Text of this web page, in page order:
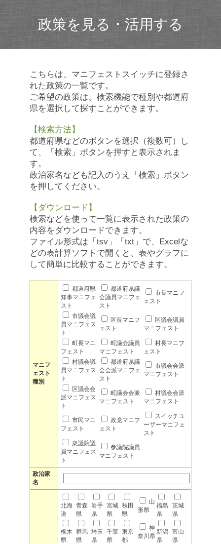
政策を見る・活用する
こちらは、マニフェストスイッチに登録さ
れた政策の一覧です。
ご希望の政策は、検索機能で種別や都道府
県を選択して探すことができます。
【検索方法】
都道府県などのボタンを選択（複数可）し
て、「検索」ボタンを押すと表示されま
す。
政治家名なども記入のうえ「検索」ボタン
を押してください。
【ダウンロード】
検索などを使って一覧に表示された政策の
内容をダウンロードできます。
ファイル形式は「tsv」「txt」で、Excelな
どの表計算ソフトで開くと、表やグラフに
して簡単に比較することができます。
マニフ
ェスト
種別
都道府県
知事マニフェ
スト
都道府県議
会議員マニフェ
スト
市長マニフ
ェスト
市議会議
員マニフェス
ト
区長マニフ
ェスト
区議会議員
マニフェスト
町長マニ
フェスト
町議会議員
マニフェスト
村長マニフ
ェスト
村議会議
員マニフェス
ト
都道府県議
会会派マニフェ
スト
市議会会派
マニフェスト
区議会会
派マニフェス
ト
町議会会派
マニフェスト
村議会会派
マニフェスト
市民マニ
フェスト
政党マニフ
ェスト
スイッチユ
ーザーマニフェ
スト
衆議院議
員マニフェス
ト
参議院議員
マニフェスト
政治家
名
北海
道
青森
県
岩手
県
宮城
県
秋田
県
山
形県
福島
県
茨城
県
栃木
県
群馬
県
埼玉
県
千葉
県
東京
都
神
奈川県
新潟
県
富山
県